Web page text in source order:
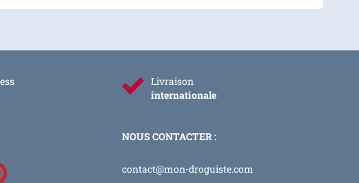
Livraison
internationale
NOUS CONTACTER :
contact@mon-droguiste.com